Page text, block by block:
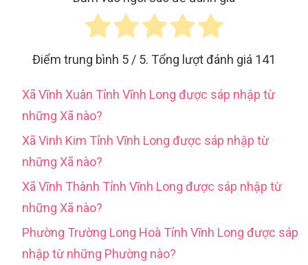
Điểm trung bình 5 / 5. Tổng lượt đánh giá 141
Xã Vĩnh Xuân Tỉnh Vĩnh Long được sáp nhập từ
những Xã nào?
Xã Vinh Kim Tỉnh Vĩnh Long được sáp nhập từ
những Xã nào?
Xã Vĩnh Thành Tỉnh Vĩnh Long được sáp nhập từ
những Xã nào?
Phường Trường Long Hoà Tỉnh Vĩnh Long được sáp
nhập từ những Phường nào?